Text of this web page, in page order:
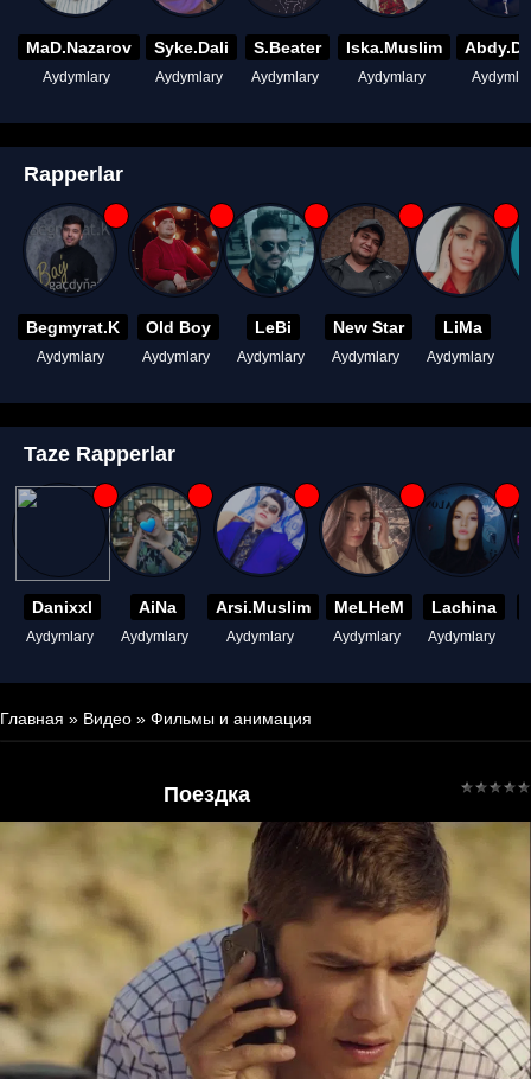
MaD.Nazarov
Aydymlary
Syke.Dali
Aydymlary
S.Beater
Aydymlary
Iska.Muslim
Aydymlary
Rapperlar
Begmyrat.K
Aydymlary
Old Boy
Aydymlary
LeBi
Aydymlary
New Star
Aydymlary
LiMa
Aydymlary
Taze Rapperlar
Danixxl
Aydymlary
AiNa
Aydymlary
Arsi.Muslim
Aydymlary
MeLHeM
Aydymlary
Lachina
Aydymlary
Главная » Видео » Фильмы и анимация
Поездка